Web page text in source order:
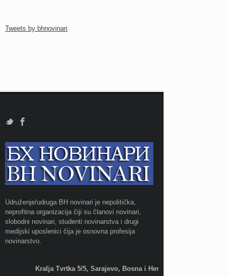
Tweets by bhnovinari
Udruženje/udruga BH novinari je nepolitička,
neprofitna organizacija čiji su članovi novinari,
slobodni novinari, studenti novinarstva i drugi
medijski uposlenici čija je osnovna profesija
novinarstvo.
Kralja Tvrtka 5/5, Sarajevo, Bosna i Hercegovina;